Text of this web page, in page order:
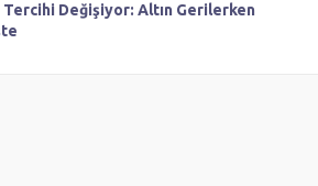
Tercihi Değişiyor: Altın Gerilerken